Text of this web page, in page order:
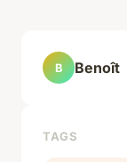
B Benoît
TAGS